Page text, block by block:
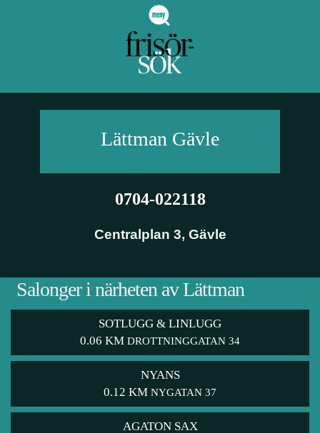
Lättman Gävle
0704-022118
Centralplan 3, Gävle
Salonger i närheten av Lättman
SOTLUGG & LINLUGG
0.06 KM DROTTNINGGATAN 34
NYANS
0.12 KM NYGATAN 37
AGATON SAX